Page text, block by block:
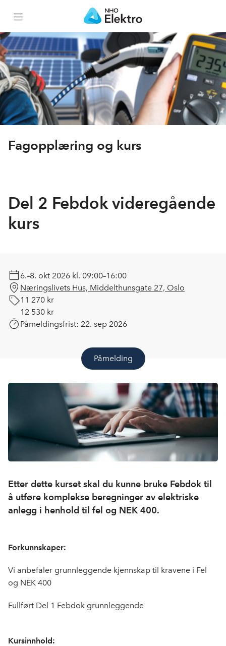
Fagopplæring og kurs
Hjem
Kursportefølje
Kurskalender
Nettkurs
Gratiskurs
Del 2 Febdok videregående
kurs
6.–8. okt 2026 kl. 09:00–16:00
Næringslivets Hus, Middelthunsgate 27, Oslo
11 270 kr
12 530 kr
Påmeldingsfrist: 22. sep 2026
Påmelding
Etter dette kurset skal du kunne bruke Febdok til
å utføre komplekse beregninger av elektriske
anlegg i henhold til fel og NEK 400.
Forkunnskaper:
Vi anbefaler grunnleggende kjennskap til kravene i Fel
og NEK 400
Fullført Del 1 Febdok grunnleggende
Kursinnhold: